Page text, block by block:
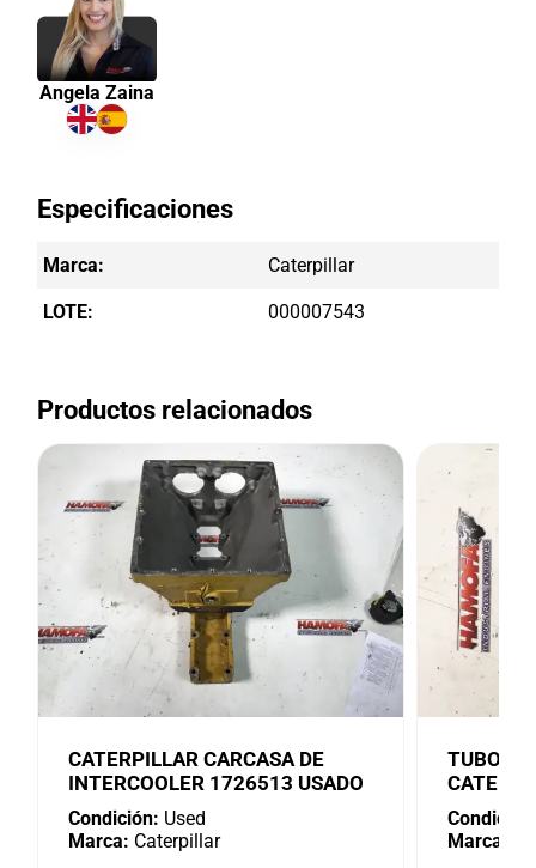
Angela Zaina
Especificaciones
Marca: Caterpillar
LOTE: 000007543
Productos relacionados
CATERPILLAR CARCASA DE
INTERCOOLER 1726513 USADO
Condición: Used
Marca: Caterpillar
TUBO
Marca: